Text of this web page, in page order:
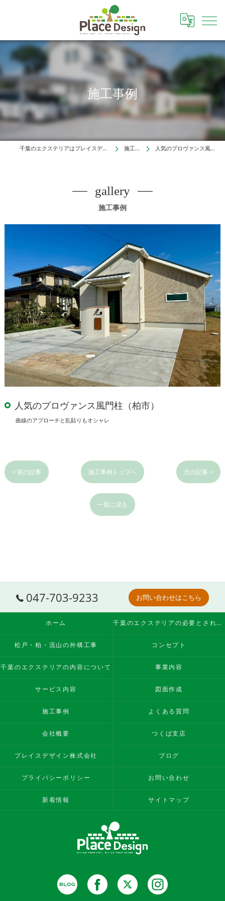
施工事例
千葉のエクステリアはプレイスデザイン株式会社 施工事例 人気のプロヴァンス風門柱（柏市）
施工事例
gallery
人気のプロヴァンス風門柱（柏市）
曲線のアプローチと乱貼りもオシャレ
< 前の記事 施工事例トップへ 次の記事 >
一覧に戻る
047-703-9233 お問い合わせはこちら
ホーム 千葉のエクステリアの必要とされる理由
松戸・柏・流山の外構工事 コンセプト
千葉のエクステリアの内容について 事業内容
サービス内容 図面作成
施工事例 よくある質問
会社概要 つくば支店
プレイスデザイン株式会社 ブログ
プライバシーポリシー お問い合わせ
新着情報 サイトマップ